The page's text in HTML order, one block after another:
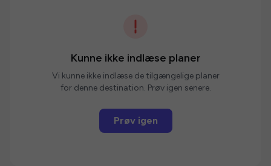
Kunne ikke indlæse planer
Vi kunne ikke indlæse de tilgængelige planer
for denne destination. Prøv igen senere.
Prøv igen